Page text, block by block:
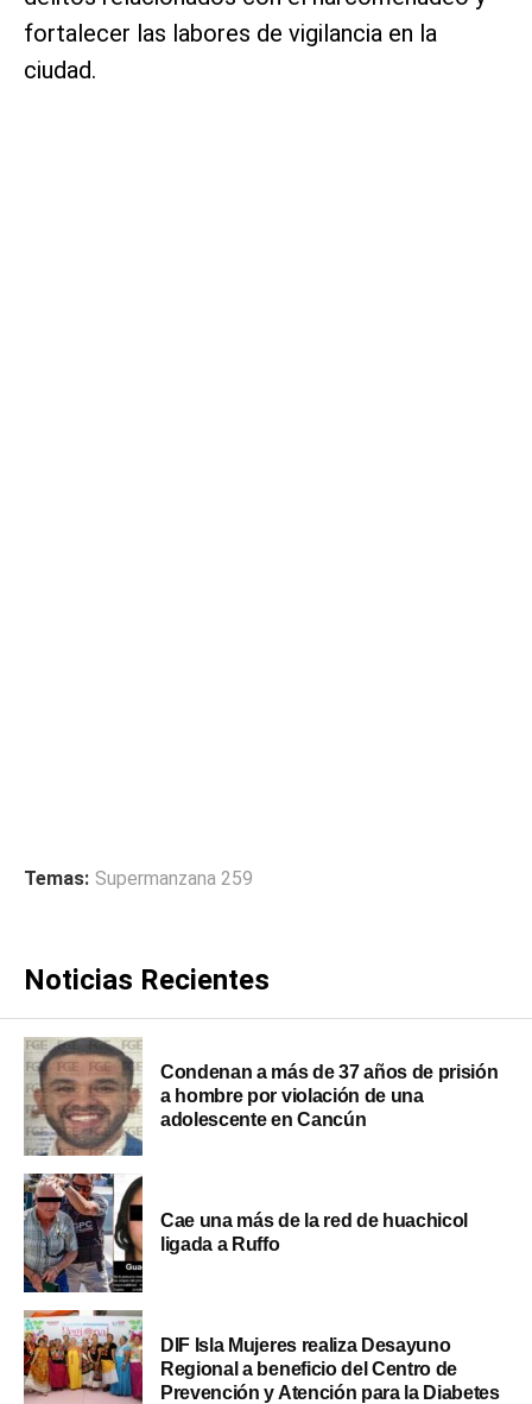
fortalecer las labores de vigilancia en la
ciudad.
Temas: Supermanzana 259
Noticias Recientes
Condenan a más de 37 años de prisión
a hombre por violación de una
adolescente en Cancún
Cae una más de la red de huachicol
ligada a Ruffo
DIF Isla Mujeres realiza Desayuno
Regional a beneficio del Centro de
Prevención y Atención para la Diabetes